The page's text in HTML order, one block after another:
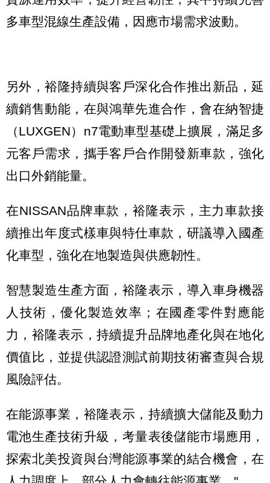
多車型混線生產設備，因應市場需求波動。
另外，裕隆持續與客戶深化合作推出新品，延
續銷售動能，在與鴻華先進合作，會在納智捷
（LUXGEN）n7電動車型基礎上擴展，滿足多
元客戶需求，攜手客戶合作開發新車款，強化
出口外銷能量。
在NISSAN品牌車款，裕隆表示，主力車款接
續推出年度式樣車與特仕車款，研議導入國產
化車型，強化在地製造與供應韌性。
智慧製造生產方面，裕隆表示，導入車身機器
人技術，優化製造效率；在國產零件對應能
力，裕隆表示，持續提升品牌地產化與在地化
價值比，並提供認證測試前期技術審查與合規
風險評估。
在能源事業，裕隆表示，持續擴大儲能及動力
電池生產技術升級，考量表後儲能市場應用，
探索北美投資與台灣能源事業的結合機會，在